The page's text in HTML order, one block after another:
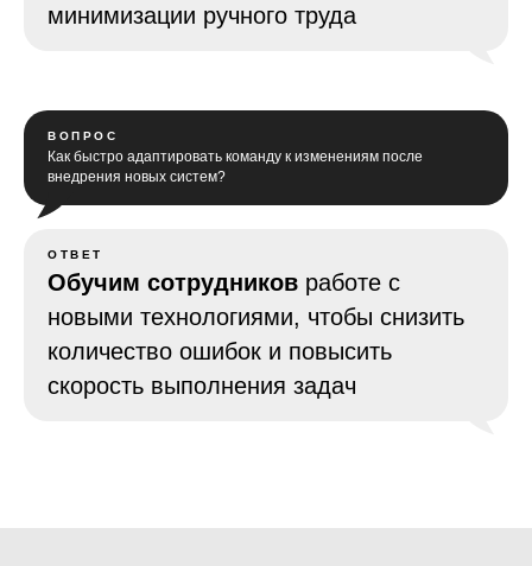
минимизации ручного труда
ВОПРОС
Как быстро адаптировать команду к изменениям после
внедрения новых систем?
ОТВЕТ
Обучим сотрудников работе с
новыми технологиями, чтобы снизить
количество ошибок и повысить
скорость выполнения задач